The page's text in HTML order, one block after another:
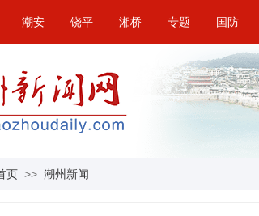
潮安 饶平 湘桥 专题 国防
页 >> 潮州新闻